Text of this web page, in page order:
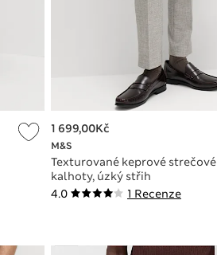
4.0 1 Recenze
M&S
Texturované keprové strečové
kalhoty, úzký střih
1 699,00Kč